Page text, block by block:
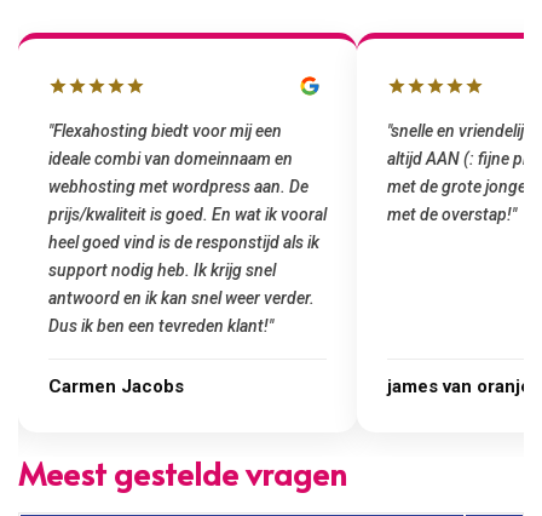
"snelle en vriendelijke service. staat
altijd AAN (: fijne prijzen vergeleken
met de grote jongens en dus nu al blij
met de overstap!"
james van oranje
"Top service. Ik had
het installeren van
was meteen door
gemaakt. Top
Marcel Thijs
Meest gestelde vragen